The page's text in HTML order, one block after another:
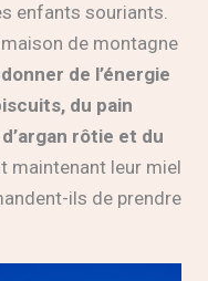
enfants souriants.
de montagne
de l’énergie
du pain
rôtie et du
maintenant leur miel
ils de prendre